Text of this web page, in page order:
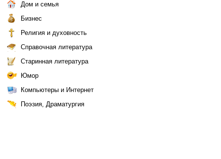
Дом и семья
Бизнес
Религия и духовность
Справочная литература
Старинная литература
Юмор
Компьютеры и Интернет
Поэзия, Драматургия